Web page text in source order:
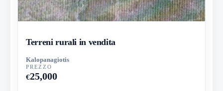
Terreni rurali in vendita
Kalopanagiotis
PREZZO
€25,000